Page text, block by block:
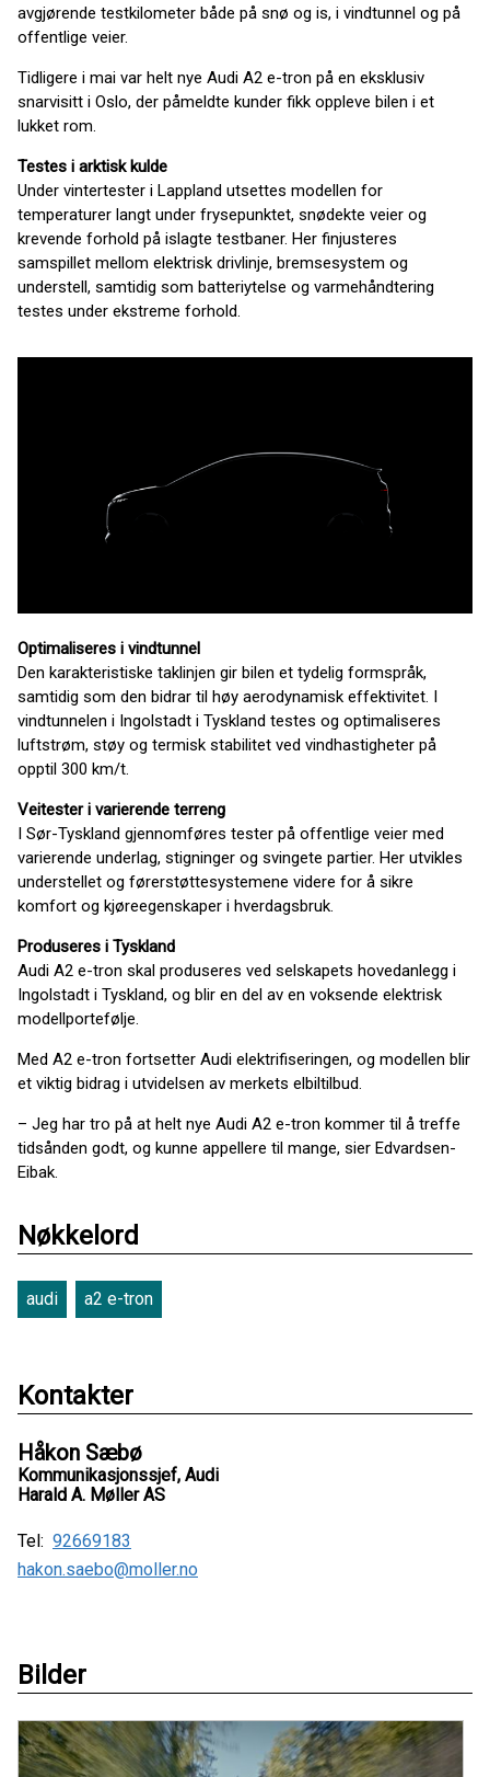
avgjørende testkilometer både på snø og is, i vindtunnel og på
offentlige veier.
Tidligere i mai var helt nye Audi A2 e-tron på en eksklusiv
snarvisitt i Oslo, der påmeldte kunder fikk oppleve bilen i et
lukket rom.
Testes i arktisk kulde
Under vintertester i Lappland utsettes modellen for
temperaturer langt under frysepunktet, snødekte veier og
krevende forhold på islagte testbaner. Her finjusteres
samspillet mellom elektrisk drivlinje, bremsesystem og
understell, samtidig som batteriytelse og varmehåndtering
testes under ekstreme forhold.
Optimaliseres i vindtunnel
Den karakteristiske taklinjen gir bilen et tydelig formspråk,
samtidig som den bidrar til høy aerodynamisk effektivitet. I
vindtunnelen i Ingolstadt i Tyskland testes og optimaliseres
luftstrøm, støy og termisk stabilitet ved vindhastigheter på
opptil 300 km/t.
Veitester i varierende terreng
I Sør-Tyskland gjennomføres tester på offentlige veier med
varierende underlag, stigninger og svingete partier. Her utvikles
understellet og førerstøttesystemene videre for å sikre
komfort og kjøreegenskaper i hverdagsbruk.
Produseres i Tyskland
Audi A2 e-tron skal produseres ved selskapets hovedanlegg i
Ingolstadt i Tyskland, og blir en del av en voksende elektrisk
modellportefølje.
Med A2 e-tron fortsetter Audi elektrifiseringen, og modellen blir
et viktig bidrag i utvidelsen av merkets elbiltilbud.
– Jeg har tro på at helt nye Audi A2 e-tron kommer til å treffe
tidsånden godt, og kunne appellere til mange, sier Edvardsen-
Eibak.
Nøkkelord
audi a2 e-tron
Kontakter
Håkon Sæbø
Kommunikasjonssjef, Audi
Harald A. Møller AS
Tel: 92669183
hakon.saebo@moller.no
Bilder